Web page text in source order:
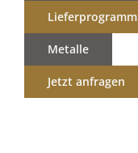
Lieferprogramm
Metalle
Jetzt anfragen